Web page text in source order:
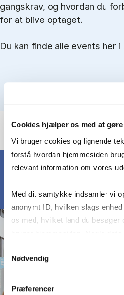
Cookies hjælper os med at
Vi bruger cookies og lignende
forstå hvordan hjemmesiden
relevant information om vores
Med dit samtykke indsamler vi
anonymt ID, hvilken slags
os med, hvilket land du besøger
markedsføring. Du bestemmer
Nødvendig
Præferencer
gangs­krav, og hvordan du
for at blive optaget.
Du kan finde alle events her